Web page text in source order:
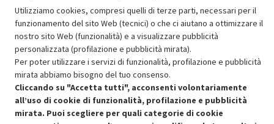
SCONTO RICONDIZIONATI
Approfitta dello sconto del 15% sul prodotto ricondizionato.
Utilizziamo cookies, compresi quelli di terze parti, necessari per il
funzionamento del sito Web (tecnici) o che ci aiutano a ottimizzare il
nostro sito Web (funzionalità) e a visualizzare pubblicità
personalizzata (profilazione e pubblicità mirata).
Per poter utilizzare i servizi di funzionalità, profilazione e pubblicità
mirata abbiamo bisogno del tuo consenso.
Cliccando su "Accetta tutti", acconsenti volontariamente
all’uso di cookie di funzionalità, profilazione e pubblicità
mirata. Puoi scegliere per quali categorie di cookie